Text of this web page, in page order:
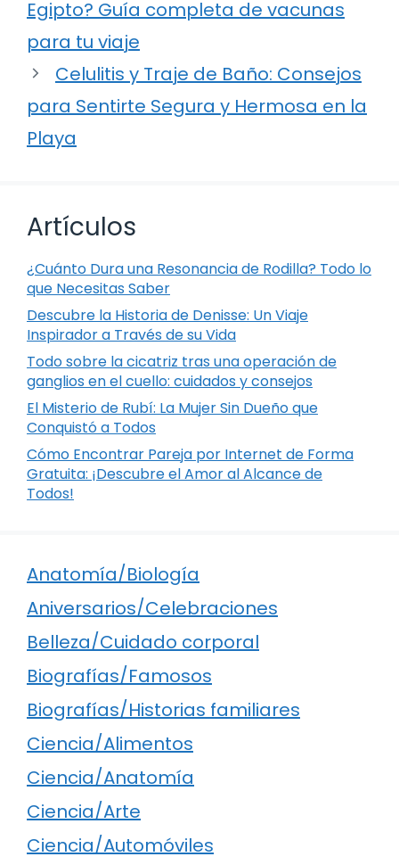
Egipto? Guía completa de vacunas
para tu viaje
Celulitis y Traje de Baño: Consejos
para Sentirte Segura y Hermosa en la
Playa
Artículos
¿Cuánto Dura una Resonancia de Rodilla? Todo lo
que Necesitas Saber
Descubre la Historia de Denisse: Un Viaje
Inspirador a Través de su Vida
Todo sobre la cicatriz tras una operación de
ganglios en el cuello: cuidados y consejos
El Misterio de Rubí: La Mujer Sin Dueño que
Conquistó a Todos
Cómo Encontrar Pareja por Internet de Forma
Gratuita: ¡Descubre el Amor al Alcance de
Todos!
Anatomía/Biología
Aniversarios/Celebraciones
Belleza/Cuidado corporal
Biografías/Famosos
Biografías/Historias familiares
Ciencia/Alimentos
Ciencia/Anatomía
Ciencia/Arte
Ciencia/Automóviles